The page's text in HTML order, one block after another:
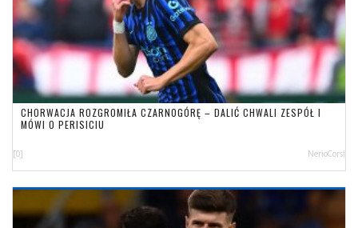
CHORWACJA ROZGROMIŁA CZARNOGÓRĘ – DALIĆ CHWALI ZESPÓŁ I
MÓWI O PERISICIU
[0] NerioCorsi